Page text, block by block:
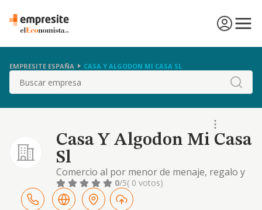
EMPRESITE ESPAÑA CASA Y ALGODON MI CASA SL
Buscar
Casa Y Algodon Mi Casa
Sl
Comercio al por menor de menaje, regalo y
decoración.
0/5( 0 votos)